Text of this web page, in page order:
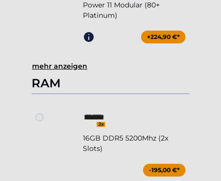
Power 11 Modular (80+
Platinum)
+224,90 €*
mehr anzeigen
RAM
16GB DDR5 5200Mhz (2x
Slots)
-195,00 €*